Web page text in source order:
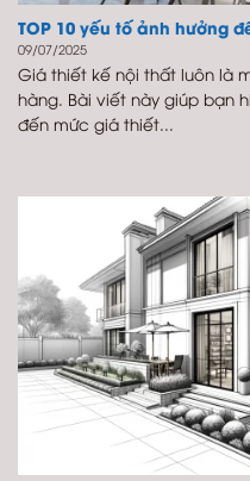
TOP 10 yếu tố ảnh hưởng
09/07/2025
Giá thiết kế nội thất luôn là
hàng. Bài viết này giúp bạn
đến mức giá thiết...